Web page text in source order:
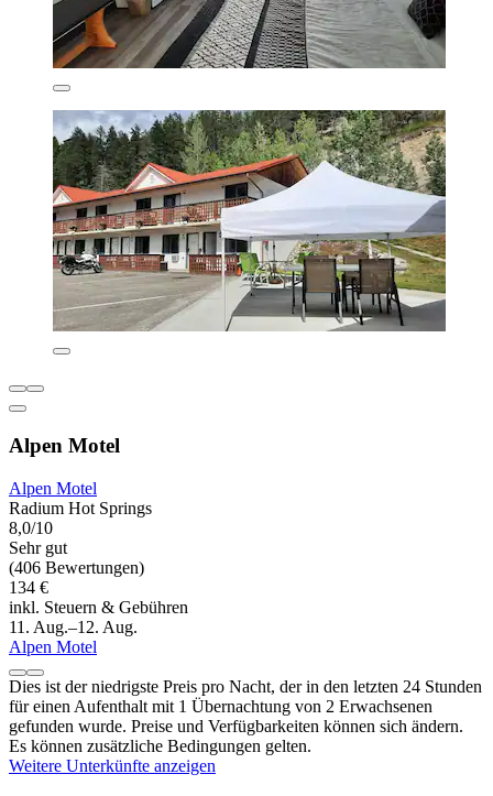
Alpen Motel
Alpen Motel
Radium Hot Springs
8,0/10
Sehr gut
(406 Bewertungen)
134 €
inkl. Steuern & Gebühren
11. Aug.–12. Aug.
Alpen Motel
Dies ist der niedrigste Preis pro Nacht, der in den letzten 24 Stunden
für einen Aufenthalt mit 1 Übernachtung von 2 Erwachsenen
gefunden wurde. Preise und Verfügbarkeiten können sich ändern.
Es können zusätzliche Bedingungen gelten.
Weitere Unterkünfte anzeigen